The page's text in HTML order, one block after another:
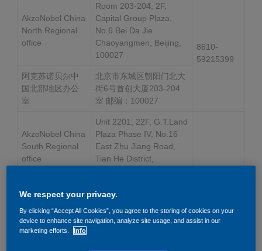
AkzoNobel China
North Regional
office
Room 203-204, 2F,
Capital Group Plaza,
No.6 Bei Da Jie
Chaoyangmen, Beijing,
100027
8610-
59215399
阿克苏诺贝尔中
国北部地区办公
室
北京市东城区朝阳门北大
街6号首创大厦203-204
室 邮编：100027
AkzoNobel China
South Regional
office
Unit 2201, 22F, G.T.Land
Plaza Phase IV, No.16
East Zhu Jiang Road,
Tian He District,
阿克苏诺贝尔中
国南部地区办公
室
广东省广州市天河区珠江
楼2201单元 邮编：
We respect your privacy.
By clicking “Accept All Cookies”, you agree to the storing of cookies on your
device to enhance site navigation, analyze site usage, and assist in our
marketing efforts.
Info